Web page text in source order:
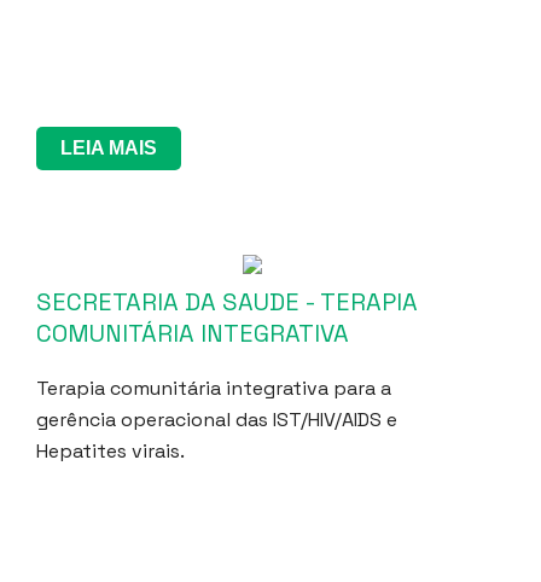
LEIA MAIS
SECRETARIA DA SAUDE - TERAPIA
COMUNITÁRIA INTEGRATIVA
Terapia comunitária integrativa para a
gerência operacional das IST/HIV/AIDS e
Hepatites virais.